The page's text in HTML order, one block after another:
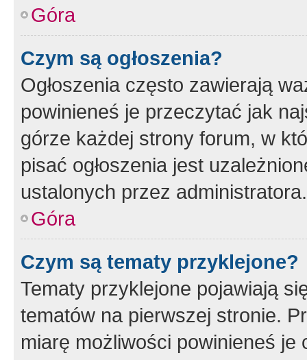
Góra
Czym są ogłoszenia?
Ogłoszenia często zawierają
powinieneś je przeczytać jak
górze każdej strony forum, w
pisać ogłoszenia jest
ustalonych przez administratora.
Góra
Czym są tematy przyklejone?
Tematy przyklejone pojawiają
tematów na pierwszej stronie.
miarę możliwości powinieneś je